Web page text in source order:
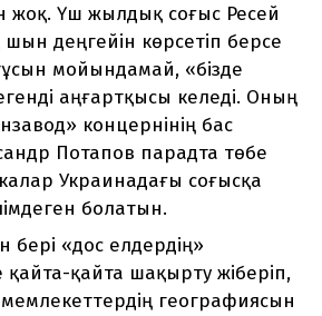
жоқ. Үш жылдық соғыс Ресей
деңгейін көрсетіп берсе
мойындамай, «бізде
аңғартқысы келеді. Оның
концернінің бас
Потапов парадта төбе
Украинадағы соғысқа
болатын.
«дос елдердің»
қайта-қайта шақырту жіберіп,
географиясын